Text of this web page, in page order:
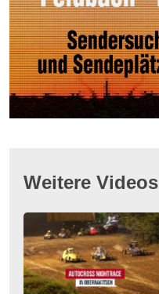
Weitere Videos